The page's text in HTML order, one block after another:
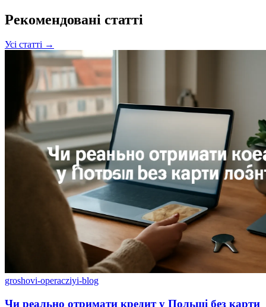
Рекомендовані статті
Усі статті →
groshovi-operacziyi-blog
Чи реально отримати кредит у Польщі без карти